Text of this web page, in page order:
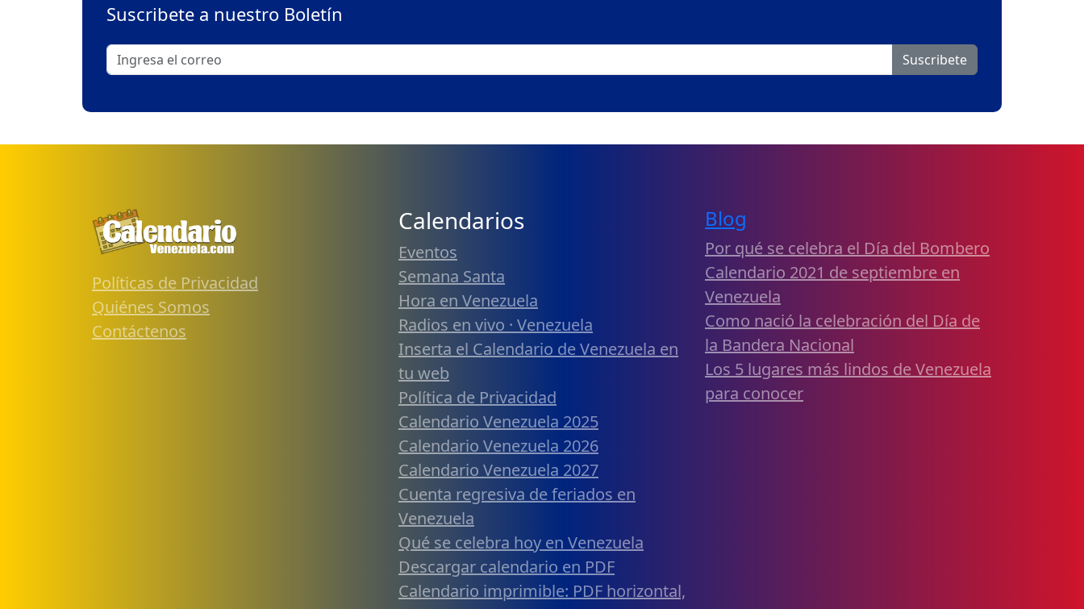
Suscribete a nuestro Boletín
Suscribete
Políticas de Privacidad
Quiénes Somos
Contáctenos
Calendarios
Eventos
Semana Santa
Hora en Venezuela
Radios en vivo · Venezuela
Inserta el Calendario de Venezuela en
tu web
Política de Privacidad
Calendario Venezuela 2025
Calendario Venezuela 2026
Calendario Venezuela 2027
Cuenta regresiva de feriados en
Venezuela
Qué se celebra hoy en Venezuela
Descargar calendario en PDF
Calendario imprimible: PDF horizontal,
Blog
Por qué se celebra el Día del Bombero
Calendario 2021 de septiembre en
Venezuela
Como nació la celebración del Día de
la Bandera Nacional
Los 5 lugares más lindos de Venezuela
para conocer